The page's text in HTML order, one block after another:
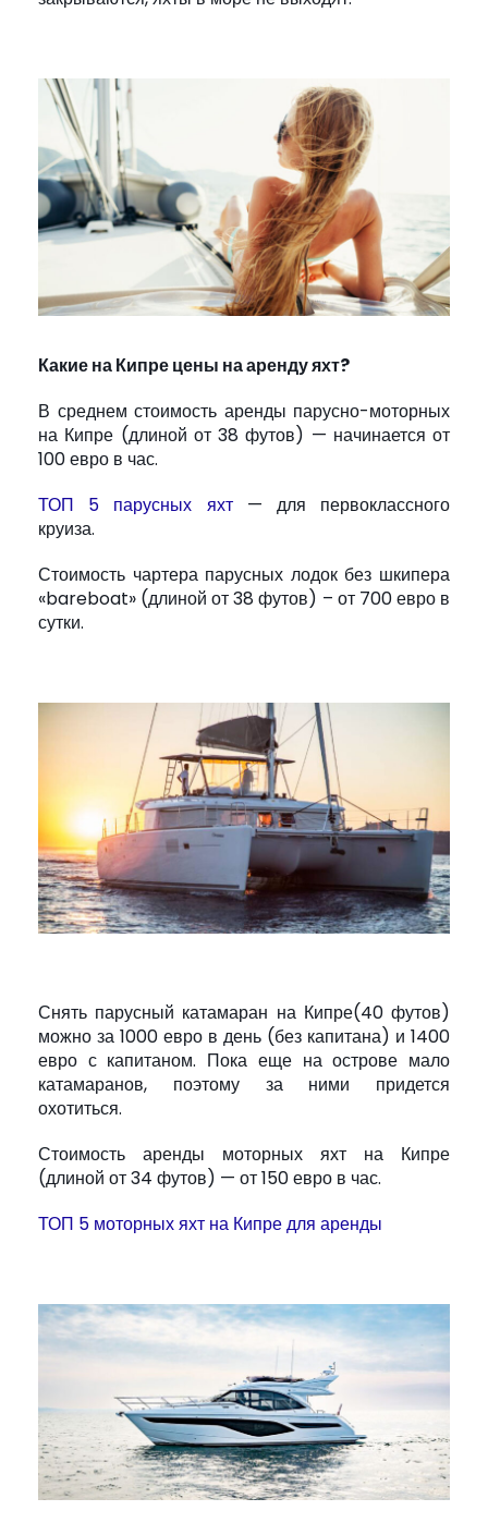
Какие на Кипре цены на аренду яхт?
В среднем стоимость аренды парусно-моторных
на Кипре (длиной от 38 футов) — начинается от
100 евро в час.
ТОП 5 парусных яхт— для первоклассного
круиза.
Стоимость чартера парусных лодок без шкипера
«bareboat» (длиной от 38 футов) – от 700 евро в
сутки.
Снять парусный катамаран на Кипре(40 футов)
можно за 1000 евро в день (без капитана) и 1400
евро с капитаном. Пока еще на острове мало
катамаранов, поэтому за ними придется
охотиться.
Стоимость аренды моторных яхт на Кипре
(длиной от 34 футов) — от 150 евро в час.
ТОП 5 моторных яхт на Кипре для аренды